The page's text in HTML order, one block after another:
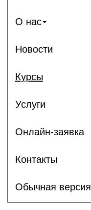
О нас
Новости
Курсы
Услуги
Онлайн-заявка
Контакты
Обычная версия